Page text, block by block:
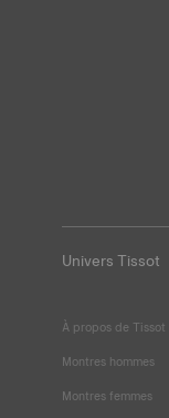
Univers Tissot
À propos de Tissot
Montres hommes
Montres femmes